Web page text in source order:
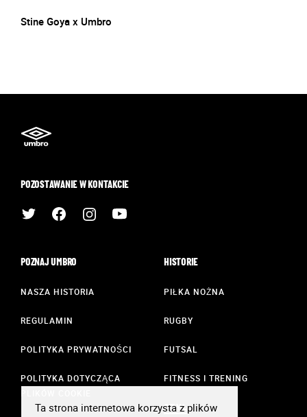
Stine Goya x Umbro
POZOSTAWANIE W KONTAKCIE
POZNAJ UMBRO
NASZA HISTORIA
REGULAMIN
POLITYKA PRYWATNOŚCI
POLITYKA DOTYCZĄCA
HISTORIE
PIŁKA NOŻNA
RUGBY
FUTSAL
FITNESS I TRENING
STYL
Ta strona internetowa korzysta z plików